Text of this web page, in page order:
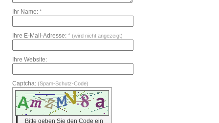
Ihr Name: *
Ihre E-Mail-Adresse: * (wird nicht angezeigt)
Ihre Website:
Captcha: (Spam-Schutz-Code)
Bitte geben Sie den Code ein